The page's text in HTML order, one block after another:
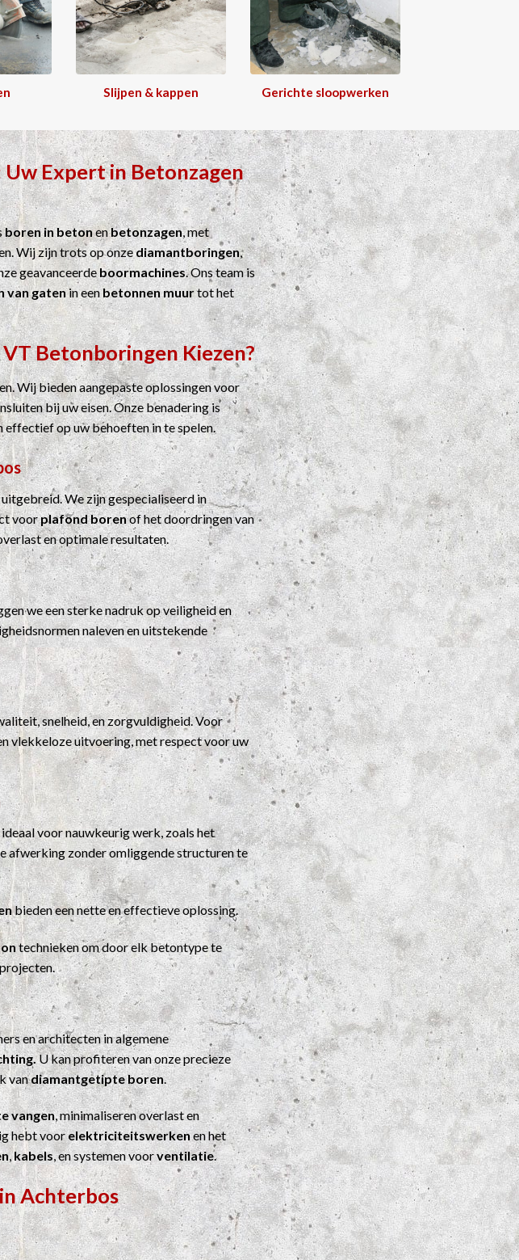
Slijpen & kappen Gerichte sloopwerken
Uw Expert inBetonzagen
boren in betonenbetonzagen, met
Wij zijn trots op onzediamantboringen,
geavanceerdeboormachines. Ons team is
van gatenin eenbetonnen muurtot het
VT Betonboringen Kiezen?
Wij bieden aangepaste oplossingen voor
bij uw eisen. Onze benadering is
op uw behoeften in te spelen.
uitgebreid. We zijn gespecialiseerd in
voorplafond borenof het doordringen van
en optimale resultaten.
we een sterke nadruk op veiligheid en
naleven en uitstekende
snelheid, en zorgvuldigheid. Voor
vlekkeloze uitvoering, met respect voor uw
voor nauwkeurig werk, zoals het
afwerking zonder omliggende structuren te
bieden een nette en effectieve oplossing.
technieken om door elk betontype te
en architecten in algemene
U kan profiteren van onze precieze
vandiamantgetipte boren.
vangen, minimaliseren overlast en
hebt voorelektriciteitswerkenen het
,kabels, en systemen voorventilatie.
Achterbos